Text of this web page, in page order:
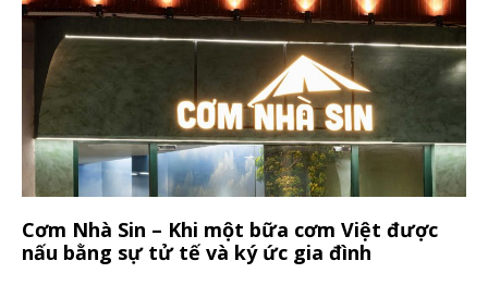
Cơm Nhà Sin – Khi một bữa cơm Việt được
nấu bằng sự tử tế và ký ức gia đình